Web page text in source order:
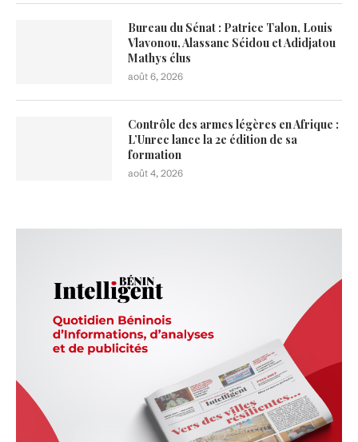
Bureau du Sénat : Patrice Talon, Louis
Vlavonou, Alassane Séidou et Adidjatou
Mathys élus
août 6, 2026
Contrôle des armes légères en Afrique :
L’Unrec lance la 2e édition de sa
formation
août 4, 2026